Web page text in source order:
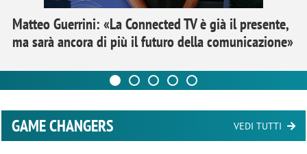
Matteo Guerrini: «La Connected TV è già il presente,
ma sarà ancora di più il futuro della comunicazione»
GAME CHANGERS VEDI TUTTI